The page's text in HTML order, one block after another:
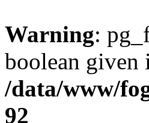
Warning:
boolean given
/data/www/
92